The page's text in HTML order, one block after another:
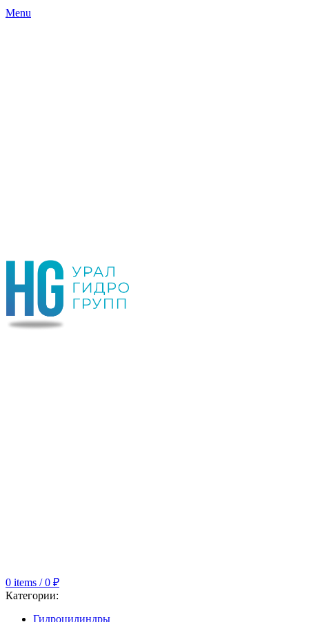
Menu
0 items / 0 ₽
Категории:
Гидроцилиндры